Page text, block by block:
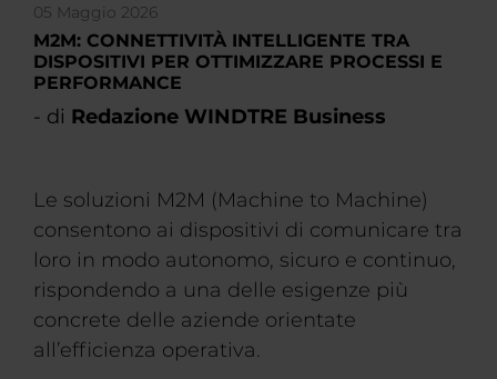
05 Maggio 2026
M2M: CONNETTIVITÀ INTELLIGENTE TRA
DISPOSITIVI PER OTTIMIZZARE PROCESSI E
PERFORMANCE
- di Redazione WINDTRE Business
Le soluzioni M2M (Machine to Machine)
consentono ai dispositivi di comunicare tra
loro in modo autonomo, sicuro e continuo,
rispondendo a una delle esigenze più
concrete delle aziende orientate
all’efficienza operativa.